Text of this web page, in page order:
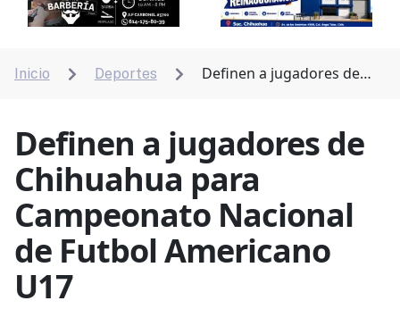
Inicio  Deportes 
Definen a jugadores de
Definen a jugadores de
Chihuahua para
Campeonato Nacional
de Futbol Americano
U17